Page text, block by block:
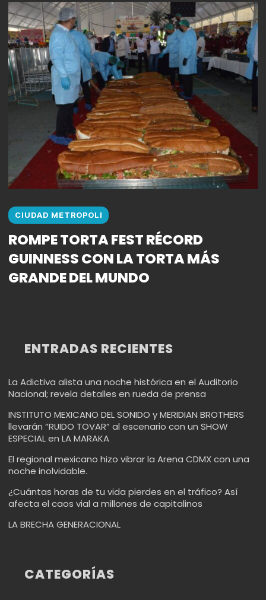
CIUDAD METROPOLI
ROMPE TORTA FEST RÉCORD
GUINNESS CON LA TORTA MÁS
GRANDE DEL MUNDO
ENTRADAS RECIENTES
La Adictiva alista una noche histórica en el Auditorio
Nacional; revela detalles en rueda de prensa
INSTITUTO MEXICANO DEL SONIDO y MERIDIAN BROTHERS
llevarán “RUIDO TOVAR” al escenario con un SHOW
ESPECIAL en LA MARAKA
El regional mexicano hizo vibrar la Arena CDMX con una
noche inolvidable.
¿Cuántas horas de tu vida pierdes en el tráfico? Así
afecta el caos vial a millones de capitalinos
LA BRECHA GENERACIONAL
CATEGORÍAS